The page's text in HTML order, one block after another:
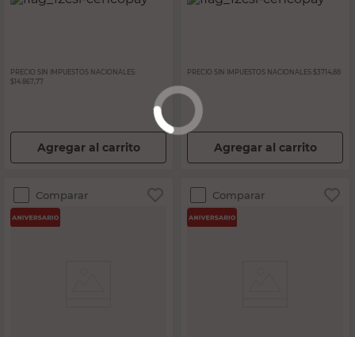
PRECIO SIN IMPUESTOS NACIONALES:
$14.867,77
Agregar al carrito
PRECIO SIN IMPUESTOS NACIONALES: $3714,88
Agregar al carrito
Comparar Comparar